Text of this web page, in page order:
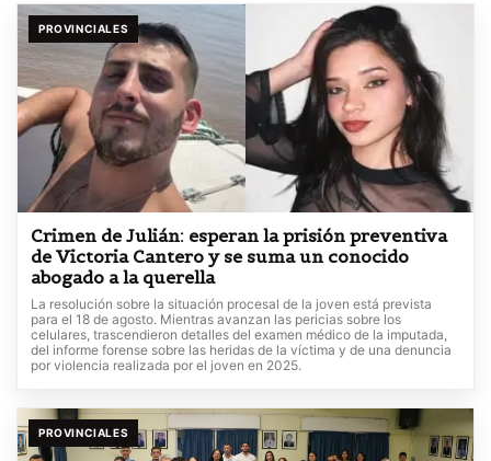
PROVINCIALES
Crimen de Julián: esperan la prisión preventiva
de Victoria Cantero y se suma un conocido
abogado a la querella
La resolución sobre la situación procesal de la joven está prevista
para el 18 de agosto. Mientras avanzan las pericias sobre los
celulares, trascendieron detalles del examen médico de la imputada,
del informe forense sobre las heridas de la víctima y de una denuncia
por violencia realizada por el joven en 2025.
PROVINCIALES